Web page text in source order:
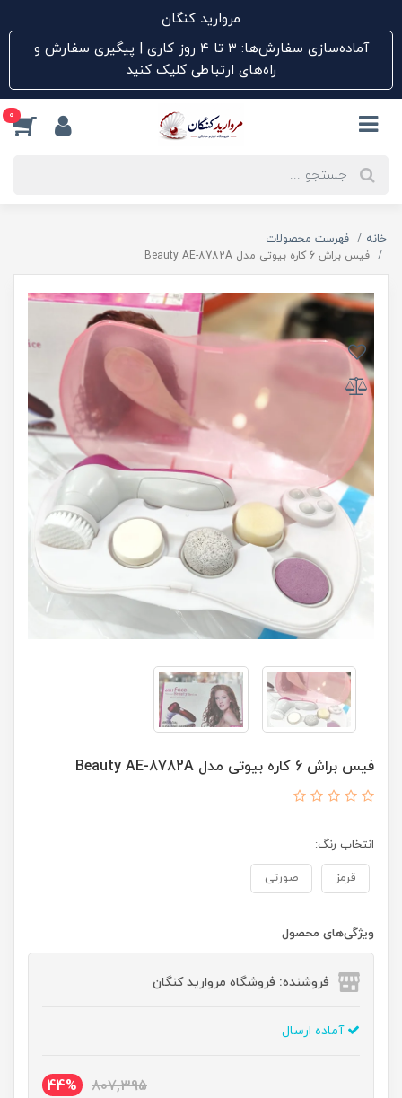
مروارید کنگان
آماده‌سازی سفارش‌ها: ۳ تا ۴ روز کاری | پیگیری سفارش و
راه‌های ارتباطی کلیک کنید
0
خانه
فهرست محصولات
فیس براش 6 کاره بیوتی مدل Beauty AE-8782A
فیس براش 6 کاره بیوتی مدل Beauty AE-8782A
انتخاب رنگ:
قرمز صورتی
ویژگی‌های محصول
فروشنده: فروشگاه مروارید کنگان
آماده ارسال
807,395
44%